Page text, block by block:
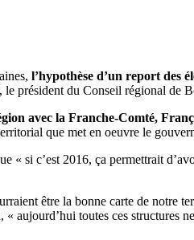
l’hypothèse d’un report des
président du Conseil régional de
avec la Franche-Comté,
que met en oeuvre le
si c’est 2016, ça permettrait
être la bonne carte de notre
« aujourd’hui toutes ces structures